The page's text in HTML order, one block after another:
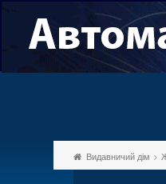
Видавничий дім